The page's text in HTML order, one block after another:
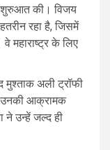
शुरुआत की। विजय
रहा है, जिसमें
महाराष्ट्र के लिए
अली ट्रॉफी
उनकी आक्रामक
ने उन्हें जल्द ही